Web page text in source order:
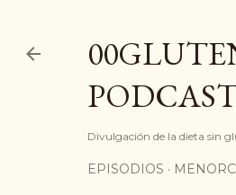
Divulgación de la dieta sin
EPISODIOS